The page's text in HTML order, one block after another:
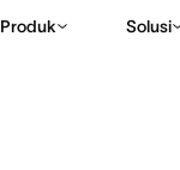
Produk Solusi